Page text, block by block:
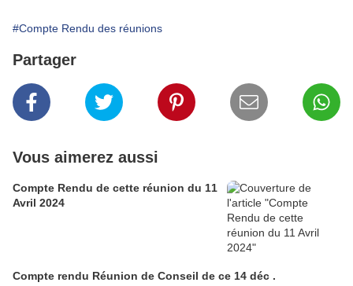
#Compte Rendu des réunions
Partager
Vous aimerez aussi
Compte Rendu de cette réunion du 11
Avril 2024
Compte rendu Réunion de Conseil de ce 14 déc .